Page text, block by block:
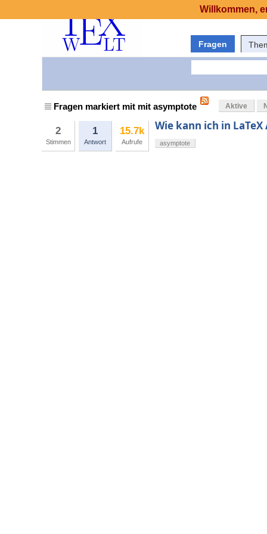
Fragen
Fragen markiert mit mit asymptote Aktive
2
Stimmen
1
Antwort
15.7k
Aufrufe
Wie kann ich in
asymptote
Willkommen,